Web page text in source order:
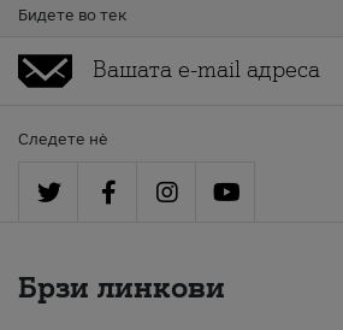
Бидете во тек
Следете нè
Брзи линкови